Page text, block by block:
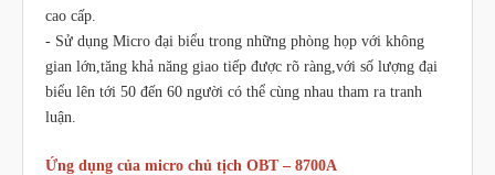
cao cấp.
- Sử dụng Micro đại biểu trong những phòng họp với không
gian lớn,tăng khả năng giao tiếp được rõ ràng,với số lượng đại
biểu lên tới 50 đến 60 người có thể cùng nhau tham ra tranh
luận.
Ứng dụng của micro chủ tịch OBT – 8700A